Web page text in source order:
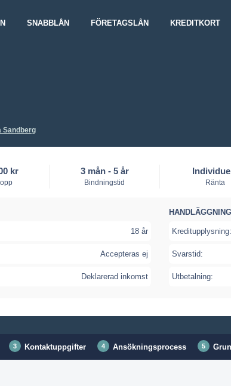
SNABBLÅN FÖRETAGSLÅN KREDITKORT
Sandberg
kr 3 mån - 5 år
Bindningstid Ränta
18 år
Accepteras ej
Deklarerad inkomst
Kreditupplysning:
Svarstid:
Utbetalning:
Kontaktuppgifter Ansökningsprocess